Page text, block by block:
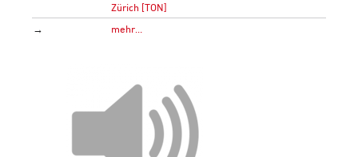
Zürich [TON]
→
mehr…